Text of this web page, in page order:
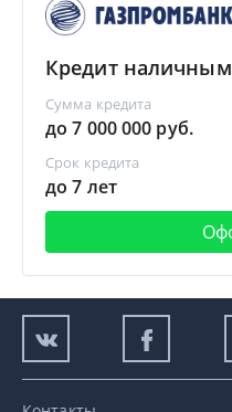
Кредит
Сумма кредита
до 7 000 000 руб.
Срок кредита
до 7 лет